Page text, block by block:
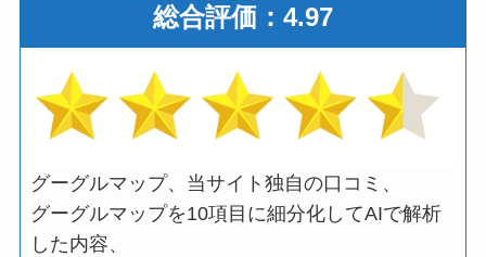
総合評価：4.97
グーグルマップ、当サイト独自の口コミ、
グーグルマップを10項目に細分化してAIで解析
した内容、